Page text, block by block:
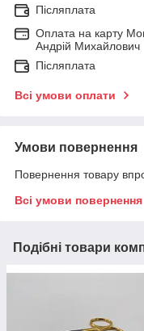
Післяплата
Оплата на карту
Андрій Михайлович
Післяплата
Всі умови оплати
Умови повернення
Повернення товару
Всі умови повернення
Подібні товари